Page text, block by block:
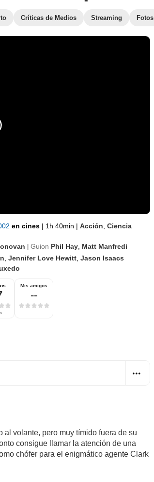
Críticas de Medios Streaming Fotos
en cines | 1h 40min | Acción Ciencia
| Guion Phil Hay Matt Manfredi
Jennifer Love Hewitt Jason Isaacs
Mis amigos
--
al volante, pero muy tímido fuera de su
consigue llamar la atención de una
chófer para el enigmático agente Clark